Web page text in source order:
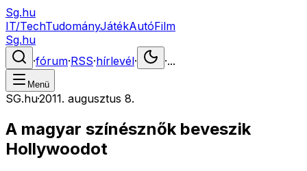
Sg.hu
IT/TechTudományJátékAutóFilm
Sg.hu
·fórum·RSS·hírlevél· ·...
Menü
SG.hu·2011. augusztus 8.
A magyar színésznők beveszik
Hollywoodot